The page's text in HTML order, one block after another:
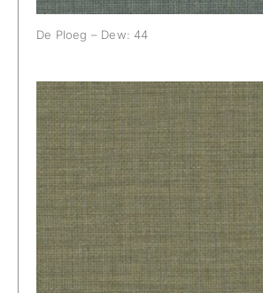
De Ploeg – Dew: 44
De Ploeg – Dew: 55